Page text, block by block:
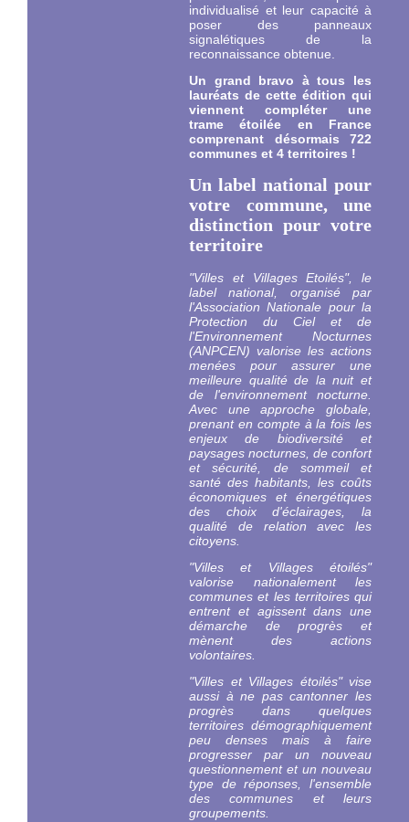
individualisé et leur capacité à
poser des panneaux
signalétiques de la
reconnaissance obtenue.
Un grand bravo à tous les
lauréats de cette édition qui
viennent compléter une
trame étoilée en France
comprenant désormais 722
communes et 4 territoires !
Un label national pour
votre commune, une
distinction pour votre
territoire
"Villes et Villages Etoilés", le
label national, organisé par
l'Association Nationale pour la
Protection du Ciel et de
l'Environnement Nocturnes
(ANPCEN) valorise les actions
menées pour assurer une
meilleure qualité de la nuit et
de l'environnement nocturne.
Avec une approche globale,
prenant en compte à la fois les
enjeux de biodiversité et
paysages nocturnes, de confort
et sécurité, de sommeil et
santé des habitants, les coûts
économiques et énergétiques
des choix d'éclairages, la
qualité de relation avec les
citoyens.
"Villes et Villages étoilés"
valorise nationalement les
communes et les territoires qui
entrent et agissent dans une
démarche de progrès et
mènent des actions
volontaires.
"Villes et Villages étoilés" vise
aussi à ne pas cantonner les
progrès dans quelques
territoires démographiquement
peu denses mais à faire
progresser par un nouveau
questionnement et un nouveau
type de réponses, l'ensemble
des communes et leurs
groupements.